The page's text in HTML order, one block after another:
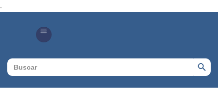
.
Search
for:
Search